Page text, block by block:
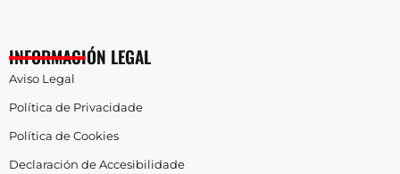
INFORMACIÓN LEGAL
Aviso Legal
Política de Privacidade
Política de Cookies
Declaración de Accesibilidade